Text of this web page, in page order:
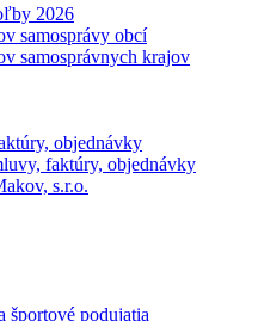
2026
samosprávy obcí
samosprávnych krajov
objednávky
faktúry, objednávky
s.r.o.
športové podujatia